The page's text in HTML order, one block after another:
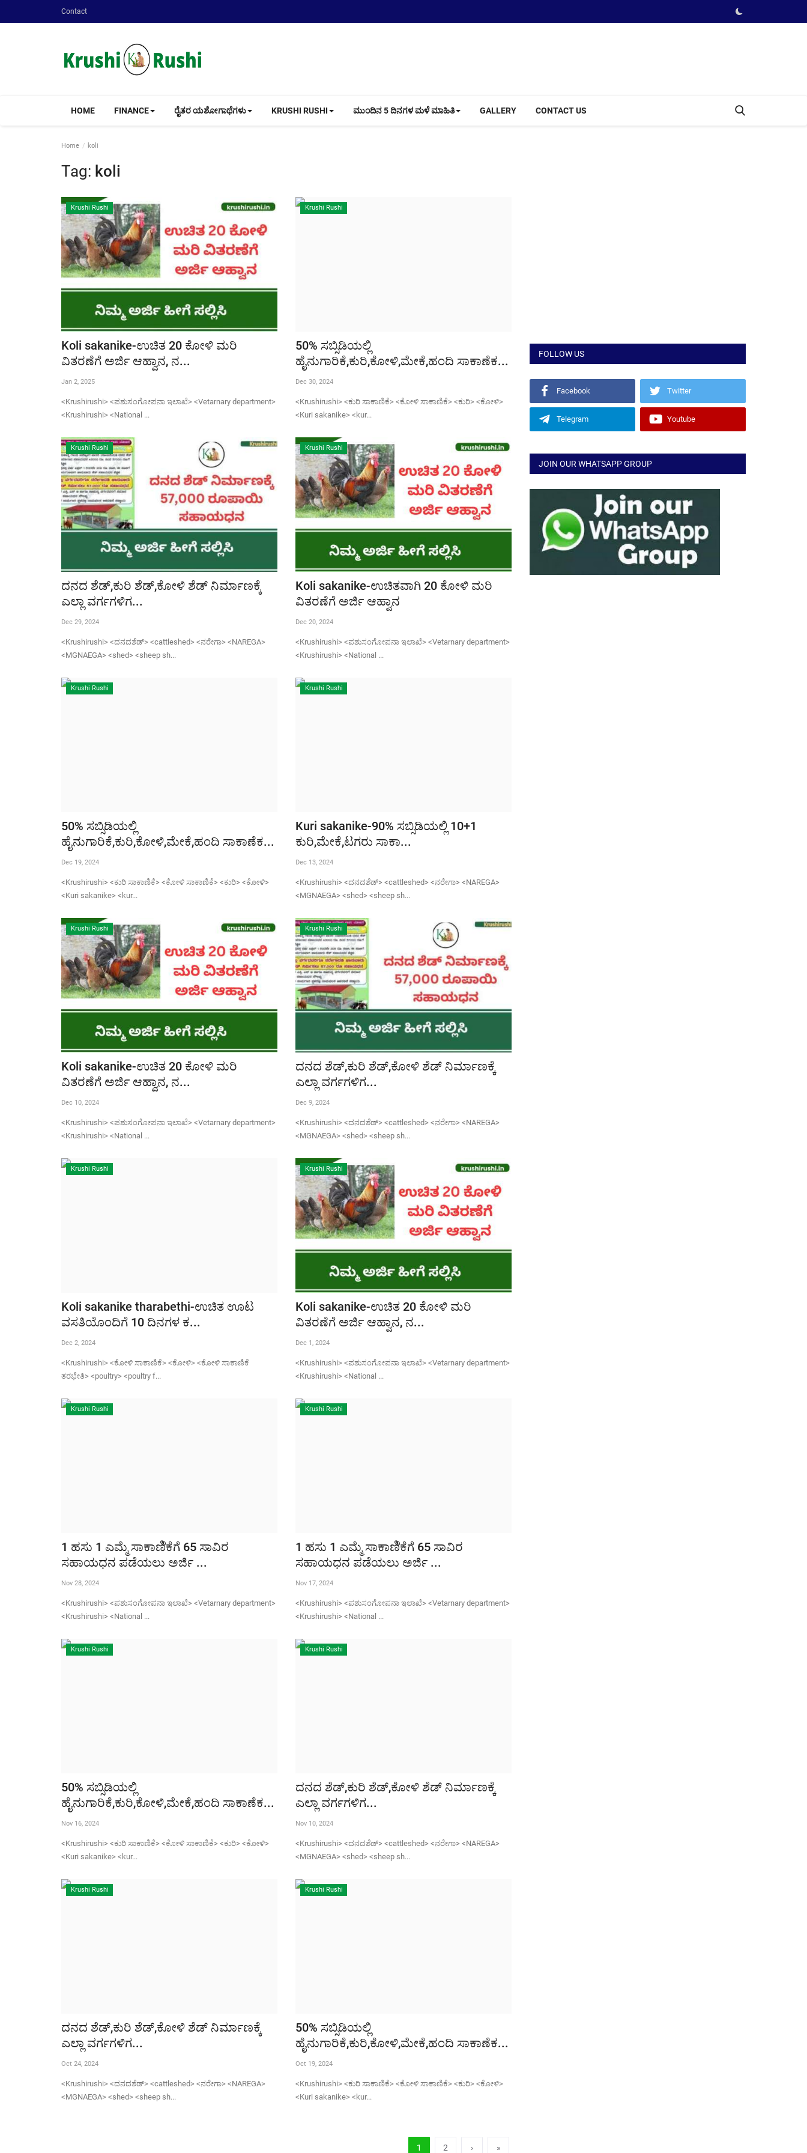
Contact
HOME FINANCE ರೈತರ ಯಶೋಗಾಥೆಗಳು KRUSHI RUSHI ಮುಂದಿನ 5 ದಿನಗಳ ಮಳೆ ಮಾಹಿತಿ GALLERY CONTACT US
Home koli
Tag: koli
Krushi Rushi
Koli sakanike-ಉಚಿತ 20 ಕೋಳಿ ಮರಿ
ವಿತರಣೆಗೆ ಅರ್ಜಿ ಆಹ್ವಾನ, ನ...
Jan 2, 2025
<Krushirushi> <ಪಶುಸಂಗೋಪನಾ ಇಲಾಖೆ> <Vetarnary department>
<Krushirushi> <National ...
Krushi Rushi
50% ಸಬ್ಸಿಡಿಯಲ್ಲಿ
ಹೈನುಗಾರಿಕೆ,ಕುರಿ,ಕೋಳಿ,ಮೇಕೆ,ಹಂದಿ ಸಾಕಾಣೆಕ...
Dec 30, 2024
<Krushirushi> <ಕುರಿ ಸಾಕಾಣಿಕೆ> <ಕೋಳಿ ಸಾಕಾಣಿಕೆ> <ಕುರಿ> <ಕೋಳಿ>
<Kuri sakanike> <kur...
Krushi Rushi
ದನದ ಶೆಡ್,ಕುರಿ ಶೆಡ್,ಕೋಳಿ ಶೆಡ್ ನಿರ್ಮಾಣಕ್ಕೆ
ಎಲ್ಲಾ ವರ್ಗಗಳಿಗ...
Dec 29, 2024
<Krushirushi> <ದನದಶೆಡ್> <cattleshed> <ನರೇಗಾ> <NAREGA>
<MGNAEGA> <shed> <sheep sh...
Krushi Rushi
Koli sakanike-ಉಚಿತವಾಗಿ 20 ಕೋಳಿ ಮರಿ
ವಿತರಣೆಗೆ ಅರ್ಜಿ ಆಹ್ವಾನ
Dec 20, 2024
<Krushirushi> <ಪಶುಸಂಗೋಪನಾ ಇಲಾಖೆ> <Vetarnary department>
<Krushirushi> <National ...
Krushi Rushi
50% ಸಬ್ಸಿಡಿಯಲ್ಲಿ
ಹೈನುಗಾರಿಕೆ,ಕುರಿ,ಕೋಳಿ,ಮೇಕೆ,ಹಂದಿ ಸಾಕಾಣೆಕ...
Dec 19, 2024
<Krushirushi> <ಕುರಿ ಸಾಕಾಣಿಕೆ> <ಕೋಳಿ ಸಾಕಾಣಿಕೆ> <ಕುರಿ> <ಕೋಳಿ>
<Kuri sakanike> <kur...
Krushi Rushi
Kuri sakanike-90% ಸಬ್ಸಿಡಿಯಲ್ಲಿ 10+1
ಕುರಿ,ಮೇಕೆ,ಟಗರು ಸಾಕಾ...
Dec 13, 2024
<Krushirushi> <ದನದಶೆಡ್> <cattleshed> <ನರೇಗಾ> <NAREGA>
<MGNAEGA> <shed> <sheep sh...
Krushi Rushi
Koli sakanike-ಉಚಿತ 20 ಕೋಳಿ ಮರಿ
ವಿತರಣೆಗೆ ಅರ್ಜಿ ಆಹ್ವಾನ, ನ...
Dec 10, 2024
<Krushirushi> <ಪಶುಸಂಗೋಪನಾ ಇಲಾಖೆ> <Vetarnary department>
<Krushirushi> <National ...
Krushi Rushi
ದನದ ಶೆಡ್,ಕುರಿ ಶೆಡ್,ಕೋಳಿ ಶೆಡ್ ನಿರ್ಮಾಣಕ್ಕೆ
ಎಲ್ಲಾ ವರ್ಗಗಳಿಗ...
Dec 9, 2024
<Krushirushi> <ದನದಶೆಡ್> <cattleshed> <ನರೇಗಾ> <NAREGA>
<MGNAEGA> <shed> <sheep sh...
Krushi Rushi
Koli sakanike tharabethi-ಉಚಿತ ಊಟ
ವಸತಿಯೊಂದಿಗೆ 10 ದಿನಗಳ ಕ...
Dec 2, 2024
<Krushirushi> <ಕೋಳಿ ಸಾಕಾಣಿಕೆ> <ಕೋಳಿ> <ಕೋಳಿ ಸಾಕಾಣಿಕೆ
ತರಭೇತಿ> <poultry> <poultry f...
Krushi Rushi
Koli sakanike-ಉಚಿತ 20 ಕೋಳಿ ಮರಿ
ವಿತರಣೆಗೆ ಅರ್ಜಿ ಆಹ್ವಾನ, ನ...
Dec 1, 2024
<Krushirushi> <ಪಶುಸಂಗೋಪನಾ ಇಲಾಖೆ> <Vetarnary department>
<Krushirushi> <National ...
Krushi Rushi
1 ಹಸು 1 ಎಮ್ಮೆ ಸಾಕಾಣಿೆಕೆಗೆ 65 ಸಾವಿರ
ಸಹಾಯಧನ ಪಡೆಯಲು ಅರ್ಜಿ ...
Nov 28, 2024
<Krushirushi> <ಪಶುಸಂಗೋಪನಾ ಇಲಾಖೆ> <Vetarnary department>
<Krushirushi> <National ...
Krushi Rushi
1 ಹಸು 1 ಎಮ್ಮೆ ಸಾಕಾಣಿೆಕೆಗೆ 65 ಸಾವಿರ
ಸಹಾಯಧನ ಪಡೆಯಲು ಅರ್ಜಿ ...
Nov 17, 2024
<Krushirushi> <ಪಶುಸಂಗೋಪನಾ ಇಲಾಖೆ> <Vetarnary department>
<Krushirushi> <National ...
Krushi Rushi
50% ಸಬ್ಸಿಡಿಯಲ್ಲಿ
ಹೈನುಗಾರಿಕೆ,ಕುರಿ,ಕೋಳಿ,ಮೇಕೆ,ಹಂದಿ ಸಾಕಾಣೆಕ...
Nov 16, 2024
<Krushirushi> <ಕುರಿ ಸಾಕಾಣಿಕೆ> <ಕೋಳಿ ಸಾಕಾಣಿಕೆ> <ಕುರಿ> <ಕೋಳಿ>
<Kuri sakanike> <kur...
Krushi Rushi
ದನದ ಶೆಡ್,ಕುರಿ ಶೆಡ್,ಕೋಳಿ ಶೆಡ್ ನಿರ್ಮಾಣಕ್ಕೆ
ಎಲ್ಲಾ ವರ್ಗಗಳಿಗ...
Nov 10, 2024
<Krushirushi> <ದನದಶೆಡ್> <cattleshed> <ನರೇಗಾ> <NAREGA>
<MGNAEGA> <shed> <sheep sh...
Krushi Rushi
ದನದ ಶೆಡ್,ಕುರಿ ಶೆಡ್,ಕೋಳಿ ಶೆಡ್ ನಿರ್ಮಾಣಕ್ಕೆ
ಎಲ್ಲಾ ವರ್ಗಗಳಿಗ...
Oct 24, 2024
<Krushirushi> <ದನದಶೆಡ್> <cattleshed> <ನರೇಗಾ> <NAREGA>
<MGNAEGA> <shed> <sheep sh...
Krushi Rushi
50% ಸಬ್ಸಿಡಿಯಲ್ಲಿ
ಹೈನುಗಾರಿಕೆ,ಕುರಿ,ಕೋಳಿ,ಮೇಕೆ,ಹಂದಿ ಸಾಕಾಣೆಕ...
Oct 19, 2024
<Krushirushi> <ಕುರಿ ಸಾಕಾಣಿಕೆ> <ಕೋಳಿ ಸಾಕಾಣಿಕೆ> <ಕುರಿ> <ಕೋಳಿ>
<Kuri sakanike> <kur...
1 2 › »
FOLLOW US
Facebook Twitter
Telegram Youtube
JOIN OUR WHATSAPP GROUP